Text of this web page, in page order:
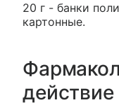
20 г - банки
картонные.
действие